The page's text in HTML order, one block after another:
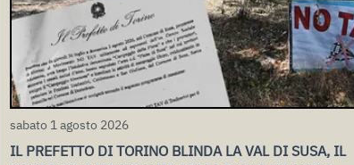
sabato 1 agosto 2026
IL PREFETTO DI TORINO BLINDA LA VAL DI SUSA, IL